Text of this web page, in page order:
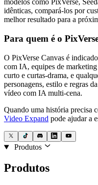
modelos como PixVerse,
idênticas, compará-los por
melhor resultado para a
Para quem é o
O PixVerse Canvas é
com IA, equipes de
curto e curtas-drama, e
personagens, estilo e regras
vídeo com IA multi-cena.
Quando uma história precisa
Video Expand pode ajudar a
Produtos
Produtos